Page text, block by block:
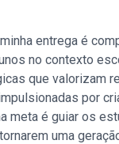
entrega é
no contexto
que valorizam
por
meta é guiar os
uma